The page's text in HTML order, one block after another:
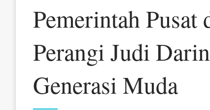
Pemerintah Pusat
Perangi Judi
Generasi Muda